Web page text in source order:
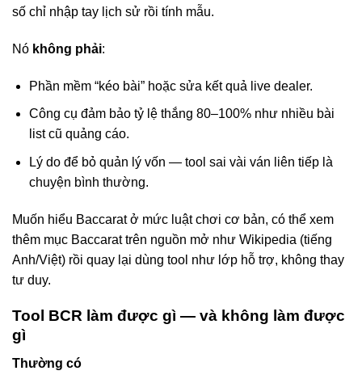
số chỉ nhập tay lịch sử rồi tính mẫu.
Nó không phải:
Phần mềm “kéo bài” hoặc sửa kết quả live dealer.
Công cụ đảm bảo tỷ lệ thắng 80–100% như nhiều bài
list cũ quảng cáo.
Lý do để bỏ quản lý vốn — tool sai vài ván liên tiếp là
chuyện bình thường.
Muốn hiểu Baccarat ở mức luật chơi cơ bản, có thể xem
thêm mục Baccarat trên nguồn mở như Wikipedia (tiếng
Anh/Việt) rồi quay lại dùng tool như lớp hỗ trợ, không thay
tư duy.
Tool BCR làm được gì — và không làm được
gì
Thường có